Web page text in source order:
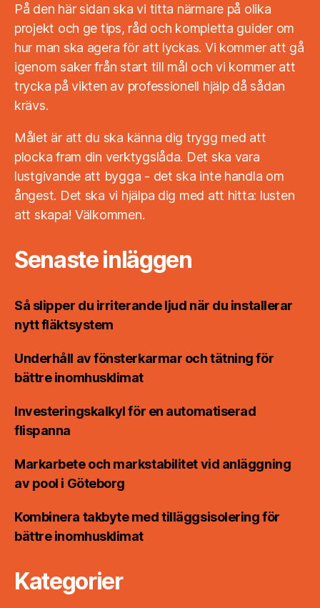
På den här sidan ska vi titta närmare på olika
projekt och ge tips, råd och kompletta guider om
hur man ska agera för att lyckas. Vi kommer att gå
igenom saker från start till mål och vi kommer att
trycka på vikten av professionell hjälp då sådan
krävs.
Målet är att du ska känna dig trygg med att
plocka fram din verktygslåda. Det ska vara
lustgivande att bygga - det ska inte handla om
ångest. Det ska vi hjälpa dig med att hitta: lusten
att skapa! Välkommen.
Senaste inläggen
Så slipper du irriterande ljud när du installerar
nytt fläktsystem
Underhåll av fönsterkarmar och tätning för
bättre inomhusklimat
Investeringskalkyl för en automatiserad
flispanna
Markarbete och markstabilitet vid anläggning
av pool i Göteborg
Kombinera takbyte med tilläggsisolering för
bättre inomhusklimat
Kategorier